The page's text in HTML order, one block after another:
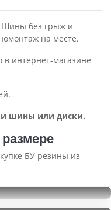
Шины без грыж и
на месте.
в интернет-магазине
шины или диски.
БУ резины из